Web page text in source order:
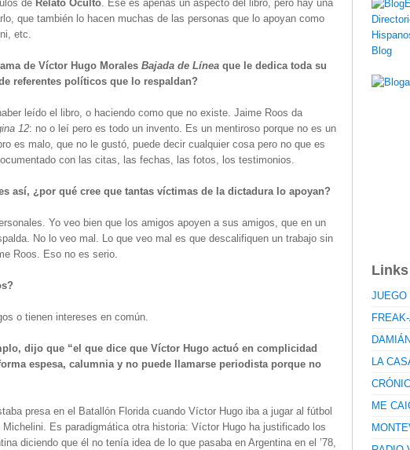
de Relato Oculto. Ese es apenas un aspecto del libro, pero hay una
que también lo hacen muchas de las personas que lo apoyan como
etc.
de Víctor Hugo Morales Bajada de Línea que le dedica toda su
referentes políticos que lo respaldan?
leído el libro, o haciendo como que no existe. Jaime Roos da
12: no o leí pero es todo un invento. Es un mentiroso porque no es un
es malo, que no le gustó, puede decir cualquier cosa pero no que es
con las citas, las fechas, las fotos, los testimonios.
así, ¿por qué cree que tantas víctimas de la dictadura lo apoyan?
Yo veo bien que los amigos apoyen a sus amigos, que en un
No lo veo mal. Lo que veo mal es que descalifiquen un trabajo sin
Roos. Eso no es serio.
o tienen intereses en común.
dijo que “el que dice que Víctor Hugo actuó en complicidad
espesa, calumnia y no puede llamarse periodista porque no
presa en el Batallón Florida cuando Víctor Hugo iba a jugar al fútbol
Es paradigmática otra historia: Víctor Hugo ha justificado los
diciendo que él no tenía idea de lo que pasaba en Argentina en el ’78,
Links
JUEGO
LA
ME